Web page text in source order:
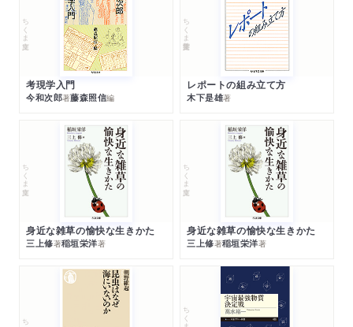
ちくま文庫
考現学入門
今和次郎著藤森照信編
ちくま学芸文庫
レポートの組み立て方
木下是雄著
ちくま文庫
身近な雑草の愉快な生きかた
三上修著稲垣栄洋著
ちくま文庫
身近な雑草の愉快な生きかた
三上修著稲垣栄洋著